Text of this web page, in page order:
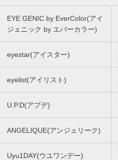
EYE GENIC by EverColor(アイ
ジェニック by エバーカラー)
eyestar(アイスター)
eyelist(アイリスト)
U.P.D(アプデ)
ANGELIQUE(アンジェリーク)
Uyu1DAY(ウユワンデー)